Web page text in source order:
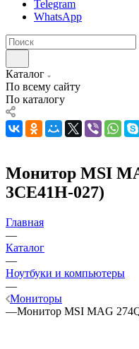
Telegram
WhatsApp
Каталог
По всему сайту
По каталогу
Монитор MSI
3CE41H-027)
Главная
—
Каталог
—
Ноутбуки и компьютеры
—
Мониторы
—Монитор MSI MAG